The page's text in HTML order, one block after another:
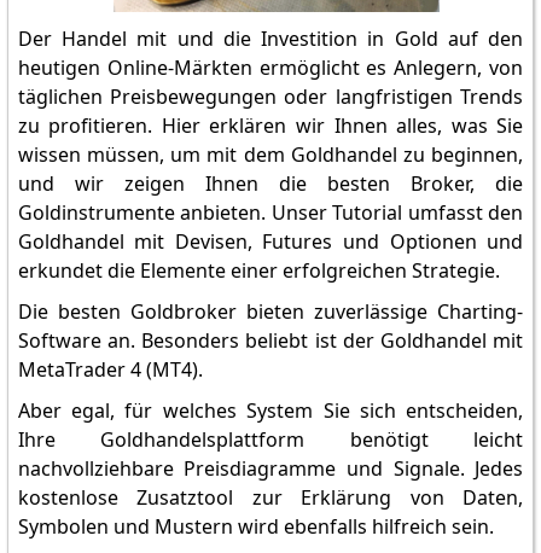
Der Handel mit und die Investition in Gold auf den
heutigen Online-Märkten ermöglicht es Anlegern, von
täglichen Preisbewegungen oder langfristigen Trends
zu profitieren. Hier erklären wir Ihnen alles, was Sie
wissen müssen, um mit dem Goldhandel zu beginnen,
und wir zeigen Ihnen die besten Broker, die
Goldinstrumente anbieten. Unser Tutorial umfasst den
Goldhandel mit Devisen, Futures und Optionen und
erkundet die Elemente einer erfolgreichen Strategie.
Die besten Goldbroker bieten zuverlässige Charting-
Software an. Besonders beliebt ist der Goldhandel mit
MetaTrader 4 (MT4).
Aber egal, für welches System Sie sich entscheiden,
Ihre Goldhandelsplattform benötigt leicht
nachvollziehbare Preisdiagramme und Signale. Jedes
kostenlose Zusatztool zur Erklärung von Daten,
Symbolen und Mustern wird ebenfalls hilfreich sein.